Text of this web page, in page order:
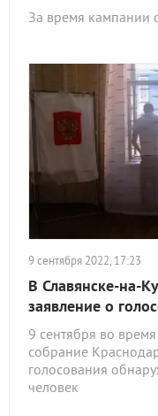
За время кампании
9 сентября 2022, 17:23
В Славянске-на-
заявление о
9 сентября во
собрание
голосования
человек